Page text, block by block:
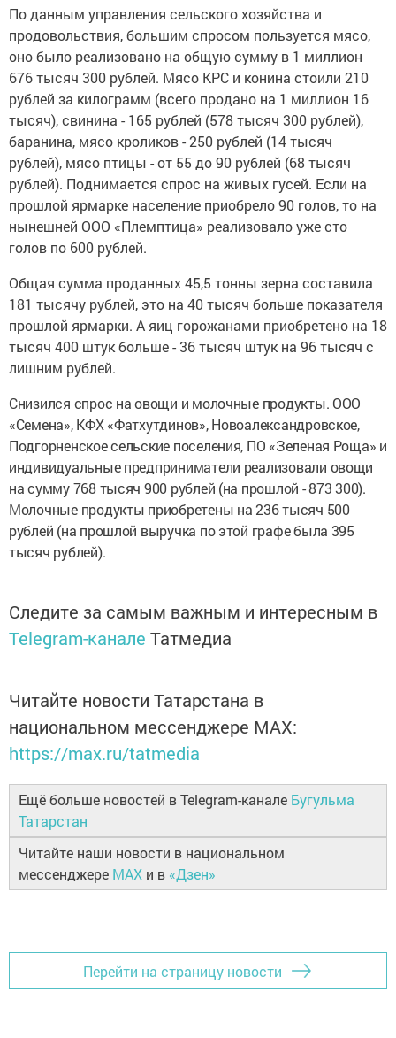
По данным управления сельского хозяйства и
продовольствия, большим спросом пользуется мясо,
оно было реализовано на общую сумму в 1 миллион
676 тысяч 300 рублей. Мясо КРС и конина стоили 210
рублей за килограмм (всего продано на 1 миллион 16
тысяч), свинина - 165 рублей (578 тысяч 300 рублей),
баранина, мясо кроликов - 250 рублей (14 тысяч
рублей), мясо птицы - от 55 до 90 рублей (68 тысяч
рублей). Поднимается спрос на живых гусей. Если на
прошлой ярмарке население приобрело 90 голов, то на
нынешней ООО «Племптица» реализовало уже сто
голов по 600 рублей.
Общая сумма проданных 45,5 тонны зерна составила
181 тысячу рублей, это на 40 тысяч больше показателя
прошлой ярмарки. А яиц горожанами приобретено на 18
тысяч 400 штук больше - 36 тысяч штук на 96 тысяч с
лишним рублей.
Снизился спрос на овощи и молочные продукты. ООО
«Семена», КФХ «Фатхутдинов», Новоалександровское,
Подгорненское сельские поселения, ПО «Зеленая Роща» и
индивидуальные предприниматели реализовали овощи
на сумму 768 тысяч 900 рублей (на прошлой - 873 300).
Молочные продукты приобретены на 236 тысяч 500
рублей (на прошлой выручка по этой графе была 395
тысяч рублей).
Следите за самым важным и интересным в
Telegram-канале Татмедиа
Читайте новости Татарстана в
национальном мессенджере MАХ:
https://max.ru/tatmedia
Ещё больше новостей в Telegram-канале Бугульма
Татарстан
Читайте наши новости в национальном
мессенджере MAX и в «Дзен»
Перейти на страницу новости